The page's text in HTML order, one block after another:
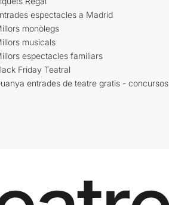
espectacles a Madrid
monòlegs
musicals
espectacles familiars
Friday Teatral
entrades de teatre gratis - concursos